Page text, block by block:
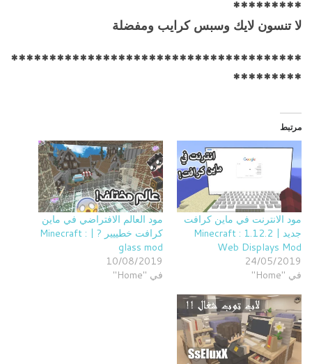
*********
لا تنسون لايك وسبس كرايب ومفضلة
**************************************
*********
مرتبط
مود الانترنت في ماين كرافت
جديد | 1.12.2 Minecraft :
Web Displays Mod
24/05/2019
في "Home"
مود العالم الافتراضي في ماين
كرافت خطييير ? | Minecraft :
glass mod
10/08/2019
في "Home"